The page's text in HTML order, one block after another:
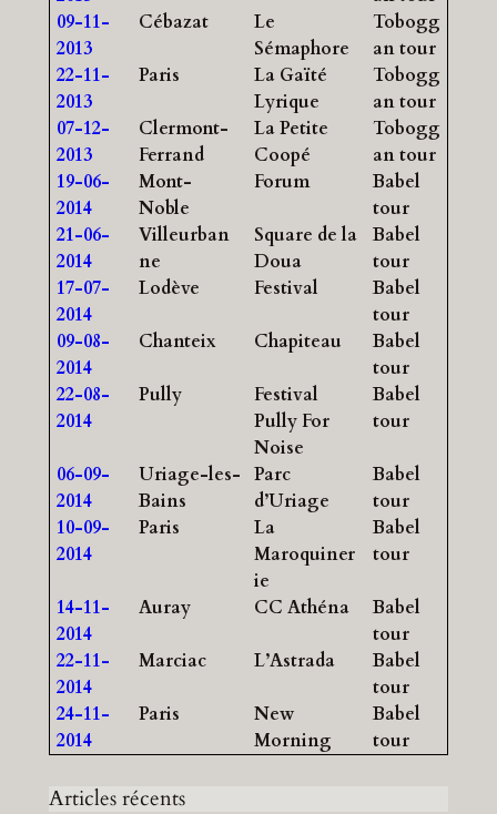
09-11-
2013
Cébazat
Le
Sémaphore
Tobogg
an tour
22-11-
2013
Paris
La Gaïté
Lyrique
Tobogg
an tour
07-12-
2013
Clermont-
Ferrand
La Petite
Coopé
Tobogg
an tour
19-06-
2014
Mont-
Noble
Forum
Babel
tour
21-06-
2014
Villeurban
ne
Square de la
Doua
Babel
tour
17-07-
2014
Lodève Festival
Babel
tour
09-08-
2014
Chanteix Chapiteau
Babel
tour
22-08-
2014
Pully
Festival
Pully For
Noise
Babel
tour
06-09-
2014
Uriage-les-
Bains
Parc
d’Uriage
Babel
tour
10-09-
2014
Paris
La
Maroquiner
ie
Babel
tour
14-11-
2014
Auray CC Athéna
Babel
tour
22-11-
2014
Marciac L’Astrada
Babel
tour
24-11-
2014
Paris
New
Morning
Babel
tour
Articles récents